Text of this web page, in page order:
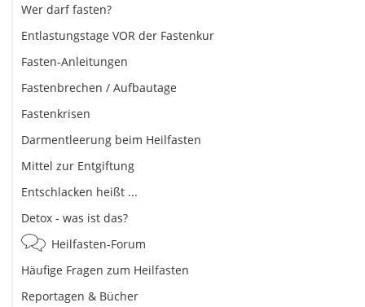
Wer darf fasten?
Entlastungstage VOR der Fastenkur
Fasten-Anleitungen
Fastenbrechen / Aufbautage
Fastenkrisen
Darmentleerung beim Heilfasten
Mittel zur Entgiftung
Entschlacken heißt ...
Detox - was ist das?
Heilfasten-Forum
Häufige Fragen zum Heilfasten
Reportagen & Bücher